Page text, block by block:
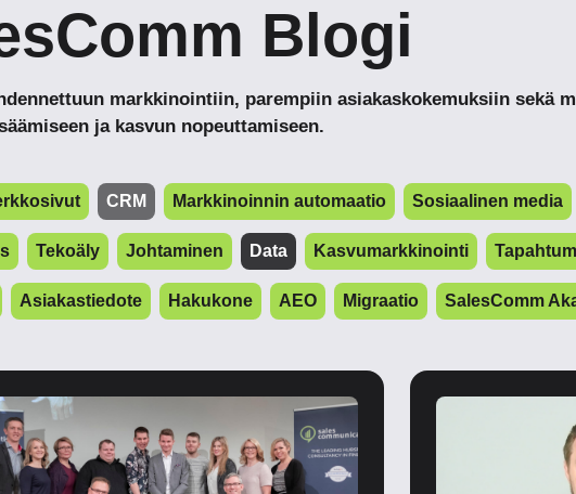
Blogi
markkinointiin, parempiin asiakaskokemuksiin sekä
ja kasvun nopeuttamiseen.
CRM Markkinoinnin automaatio Sosiaalinen media
Tekoäly Johtaminen Data Kasvumarkkinointi
Asiakastiedote Hakukone AEO Migraatio SalesComm